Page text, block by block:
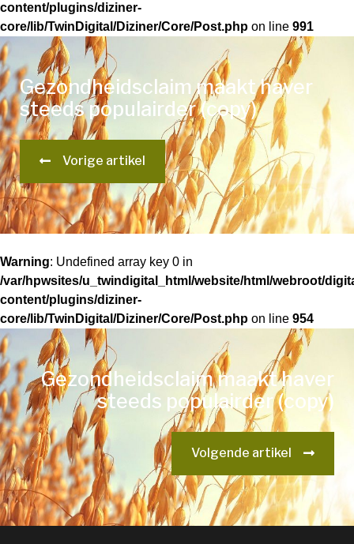
content/plugins/diziner-
core/lib/TwinDigital/Diziner/Core/Post.php on line 991
Gezondheidsclaim maakt haver
steeds populairder (copy)
Vorige artikel
Warning: Undefined array key 0 in
/var/hpwsites/u_twindigital_html/website/html/webroot/
content/plugins/diziner-
core/lib/TwinDigital/Diziner/Core/Post.php on line 954
Gezondheidsclaim maakt haver
steeds populairder (copy)
Volgende artikel